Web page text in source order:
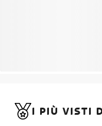
I PIÙ VISTI